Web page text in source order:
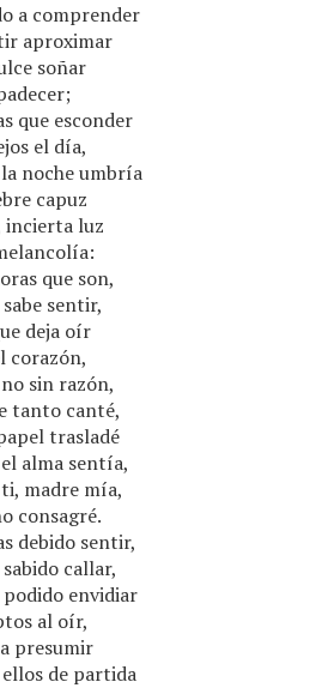
a comprender
aproximar
soñar
que esconder
el día,
noche umbría
capuz
incierta luz
que son,
sentir,
deja oír
corazón,
sin razón,
tanto canté,
trasladé
alma sentía,
madre mía,
consagré.
debido sentir,
callar,
envidiar
al oír,
presumir
ellos de partida